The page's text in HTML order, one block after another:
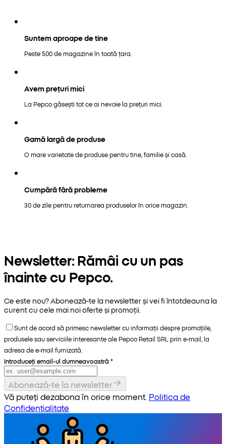
Suntem aproape de tine
Peste 500 de magazine în toată țara.
Avem prețuri mici
La Pepco găsești tot ce ai nevoie la prețuri mici.
Gamă largă de produse
O mare varietate de produse pentru tine, familie și casă.
Cumpără fără probleme
30 de zile pentru returnarea produselor în orice magazin.
Newsletter: Rămâi cu un pas
înainte cu Pepco.
Ce este nou? Abonează-te la newsletter și vei fi întotdeauna la
curent cu cele mai noi oferte și promoții.
Sunt de acord să primesc newsletter cu informații despre promoțiile,
produsele sau serviciile interesante ale Pepco Retail SRL prin e-mail, la
adresa de e-mail furnizată.
Introduceți email-ul dumneavoastră *
Abonează-te la newsletter
Vă puteți dezabona în orice moment. Politica de
Confidențialitate